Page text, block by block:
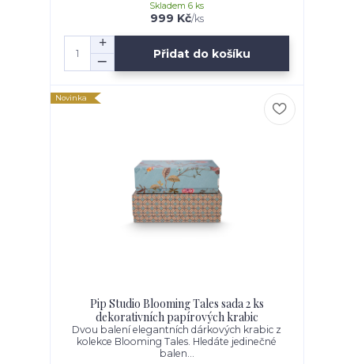
999 Kč/ks
Skladem 6 ks
Přidat do košíku
Novinka
Pip Studio Blooming Tales sada 2 ks
dekorativních papírových krabic
Dvou balení elegantních dárkových krabic z
kolekce Blooming Tales. Hledáte jedinečné
balen...